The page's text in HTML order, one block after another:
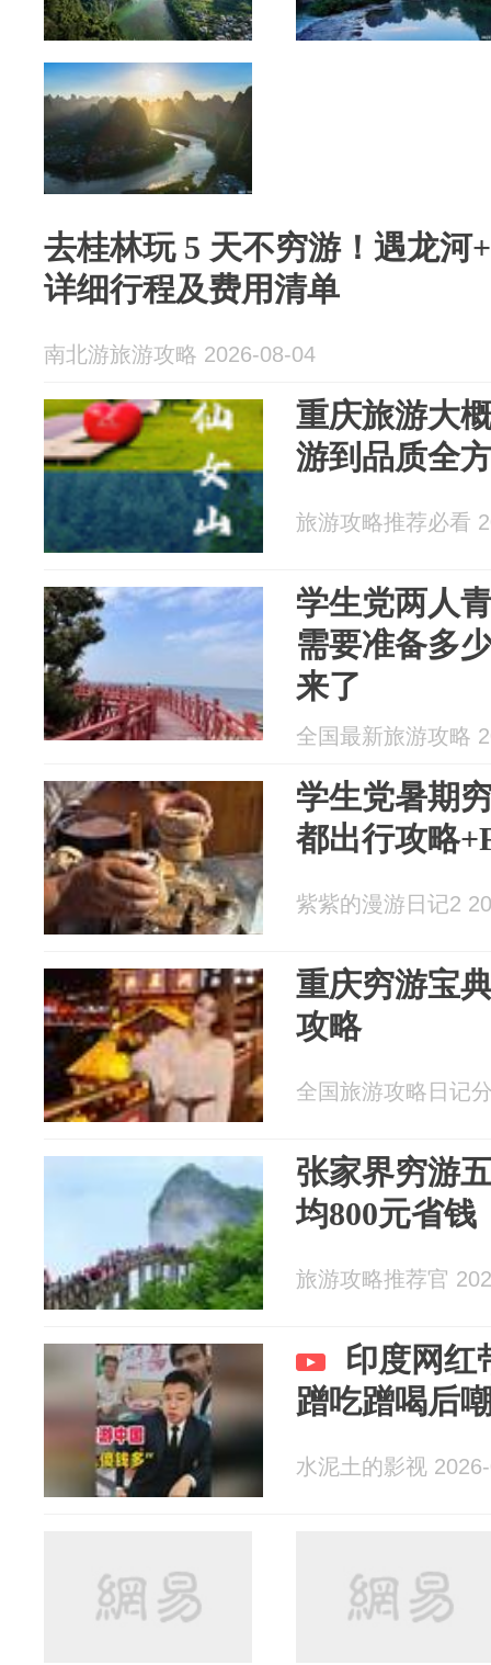
去桂林玩 5 天不穷游！遇龙河
详细行程及费用清单
南北游旅游攻略 2026-08-04
重庆旅游大
游到品质全
旅游攻略推荐必看
学生党两人
需要准备多
来了
全国最新旅游攻略
学生党暑期
都出行攻略
紫紫的漫游日记2
重庆穷游宝
攻略
全国旅游攻略日记
张家界穷游
均800元省钱
旅游攻略推荐官
印度网红
蹭吃蹭喝后
水泥土的影视